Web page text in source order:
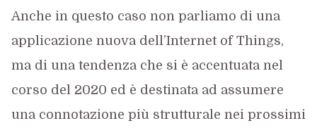
Anche in questo caso non parliamo di una
applicazione nuova dell’Internet of Things,
ma di una tendenza che si è accentuata nel
corso del 2020 ed è destinata ad assumere
una connotazione più strutturale nei prossimi